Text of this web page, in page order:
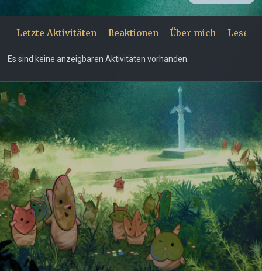
Letzte Aktivitäten Reaktionen Über mich
Es sind keine anzeigbaren Aktivitäten vorhanden.